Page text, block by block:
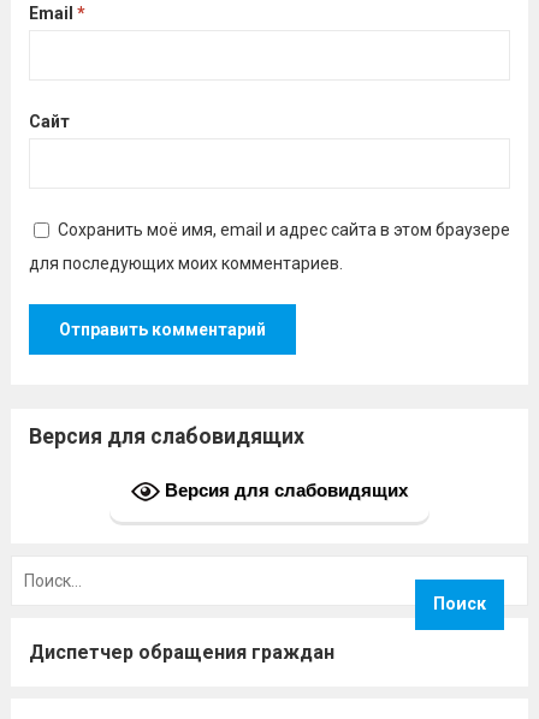
Email *
Сайт
Сохранить моё имя, email и адрес сайта в этом браузере
для последующих моих комментариев.
Версия для слабовидящих
Версия для слабовидящих
Диспетчер обращения граждан